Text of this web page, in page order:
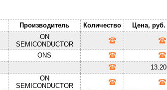
Производитель Количество Цена, руб.
ON
SEMICONDUCTOR
ONS
13.20
ON
SEMICONDUCTOR